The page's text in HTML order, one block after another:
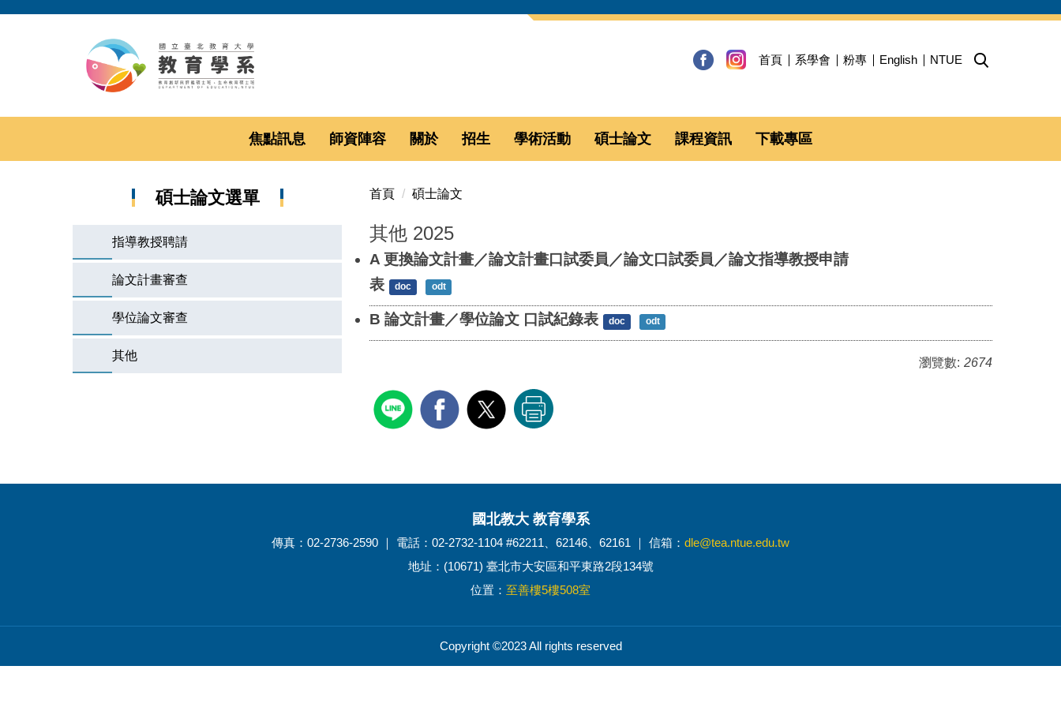
跳
首頁 系學會 粉專 English NTUE
焦點訊息 師資陣容 關於 招生 學術活動 碩士論文 課程資訊 下載專區
碩士論文選單
指導教授聘請
論文計畫審查
學位論文審查
其他
首頁 碩士論文
其他 2025
A 更換論文計畫／論文計畫口試委員／論文口試委員／論文指導教授申請
表
doc odt
B 論文計畫／學位論文 口試紀錄表 doc odt
瀏覽數: 2674
國北教大 教育學系
傳真：02-2736-2590 ｜ 電話：02-2732-1104 #62211、62146、62161 ｜ 信箱： dle@tea.ntue.edu.tw
地址：(10671) 臺北市大安區和平東路2段134號
位置： 至善樓5樓508室
Copyright ©2023 All rights reserved